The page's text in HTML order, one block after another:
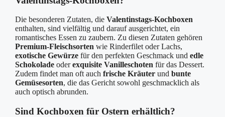
Die besonderen Zutaten, die Valentinstags-Kochboxen
enthalten, sind vielfältig und darauf ausgerichtet, ein
romantisches Essen zu zaubern. Zu diesen Zutaten gehören
Premium-Fleischsorten wie Rinderfilet oder Lachs,
exotische Gewürzefür den perfekten Geschmack und edle
Schokoladeoderexquisite Vanilleschoten für das Dessert.
Zudem findet man oft auch frische Kräuterund bunte
Gemüsesorten, die das Gericht sowohl geschmacklich als
auch optisch abrunden.
Sind Kochboxen für Ostern erhältlich?